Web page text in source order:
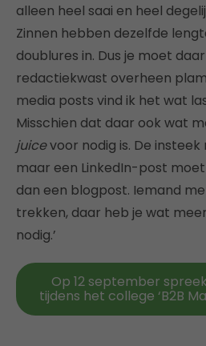
alleen heel saai en heel
Zinnen hebben dezelfde
doublures in. Dus je moet
redactiekwast overheen
media posts vind ik het wat
Misschien dat daar ook wat
juicevoor nodig is. De insteek
maar een LinkedIn-post
dan een blogpost. Iemand
trekken, daar heb je wat
nodig.’
Op 12 september
tijdens het college ‘B2B